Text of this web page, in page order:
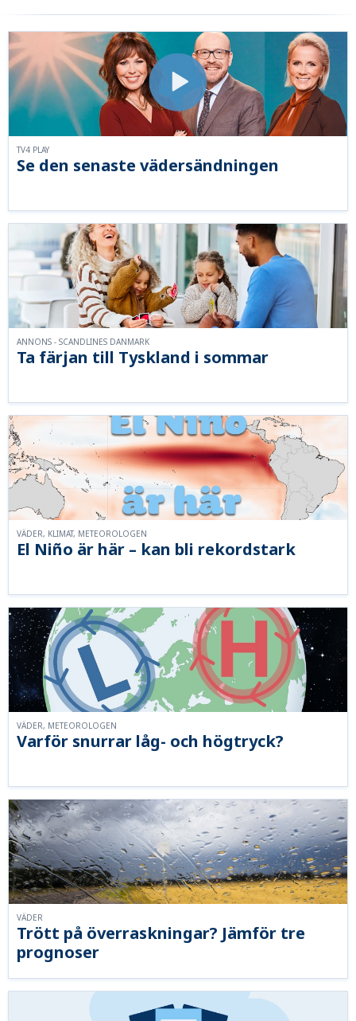
Se den senaste vädersändningen
TV4 PLAY
Ta färjan till Tyskland i sommar
ANNONS - SCANDLINES DANMARK
El Niño är här – kan bli rekordstark
VÄDER, KLIMAT, METEOROLOGEN
Varför snurrar låg- och högtryck?
VÄDER, METEOROLOGEN
Trött på överraskningar? Jämför tre
prognoser
VÄDER